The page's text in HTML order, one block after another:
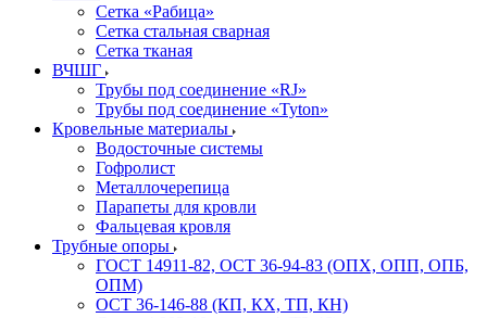
Сетка «Рабица»
Сетка стальная сварная
Сетка тканая
ВЧШГ
Трубы под соединение «RJ»
Трубы под соединение «Tyton»
Кровельные материалы
Водосточные системы
Гофролист
Металлочерепица
Парапеты для кровли
Фальцевая кровля
Трубные опоры
ГОСТ 14911-82, ОСТ 36-94-83 (ОПХ, ОПП, ОПБ,
ОПМ)
ОСТ 36-146-88 (КП, КХ, ТП, КН)